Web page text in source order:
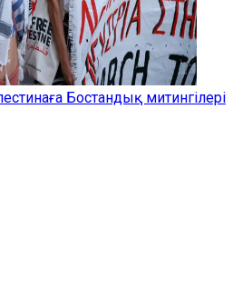
Бостандық митингілері